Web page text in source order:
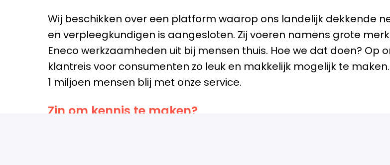
Wij beschikken over een platform waarop ons landelijk dekkende
en verpleegkundigen is aangesloten. Zij voeren namens grote
Eneco werkzaamheden uit bij mensen thuis. Hoe we dat doen? Op
klantreis voor consumenten zo leuk en makkelijk mogelijk te
1 miljoen mensen blij met onze service.
Zin om kennis te maken?